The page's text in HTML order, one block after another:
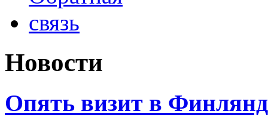
Новости
Опять визит в